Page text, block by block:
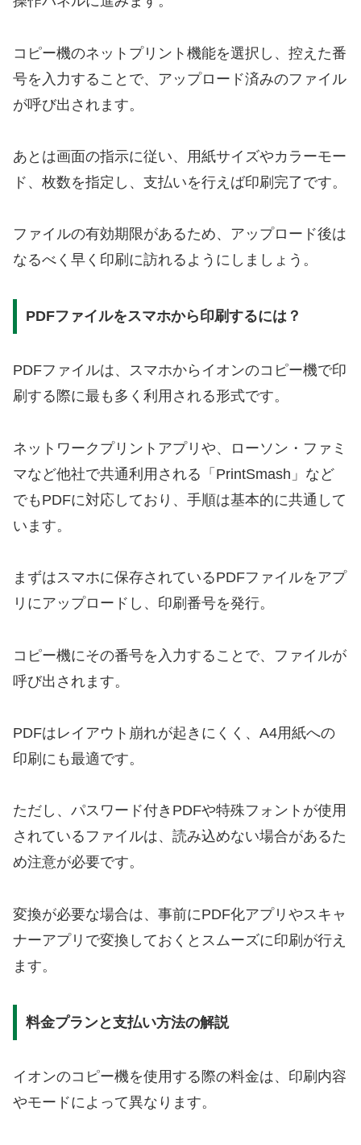
コピー機のネットプリント機能を選択し、控えた番
号を入力することで、アップロード済みのファイル
が呼び出されます。
あとは画面の指示に従い、用紙サイズやカラーモー
ド、枚数を指定し、支払いを行えば印刷完了です。
ファイルの有効期限があるため、アップロード後は
なるべく早く印刷に訪れるようにしましょう。
PDFファイルをスマホから印刷するには？
PDFファイルは、スマホからイオンのコピー機で印
刷する際に最も多く利用される形式です。
ネットワークプリントアプリや、ローソン・ファミ
マなど他社で共通利用される「PrintSmash」など
でもPDFに対応しており、手順は基本的に共通して
います。
まずはスマホに保存されているPDFファイルをアプ
リにアップロードし、印刷番号を発行。
コピー機にその番号を入力することで、ファイルが
呼び出されます。
PDFはレイアウト崩れが起きにくく、A4用紙への
印刷にも最適です。
ただし、パスワード付きPDFや特殊フォントが使用
されているファイルは、読み込めない場合があるた
め注意が必要です。
変換が必要な場合は、事前にPDF化アプリやスキャ
ナーアプリで変換しておくとスムーズに印刷が行え
ます。
料金プランと支払い方法の解説
イオンのコピー機を使用する際の料金は、印刷内容
やモードによって異なります。